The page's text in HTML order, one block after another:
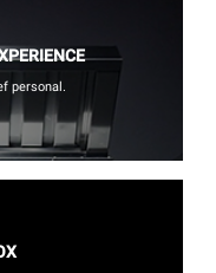
personal.